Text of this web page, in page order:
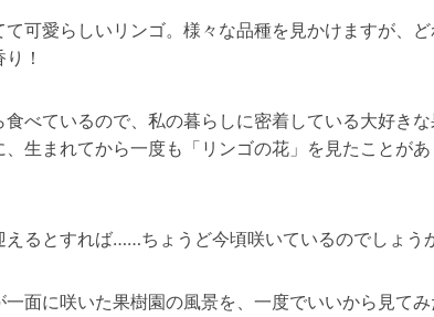
て可愛らしいリンゴ。様々な品種を見かけますが、
！
食べているので、私の暮らしに密着している大好き
、生まれてから一度も「リンゴの花」を見たことが
えるとすれば……ちょうど今頃咲いているのでしょう
一面に咲いた果樹園の風景を、一度でいいから見て